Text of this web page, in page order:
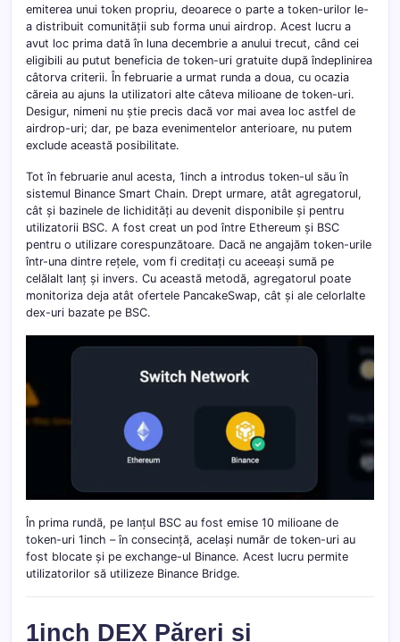
emiterea unui token propriu, deoarece o parte a token-urilor le-
a distribuit comunității sub forma unui airdrop. Acest lucru a
avut loc prima dată în luna decembrie a anului trecut, când cei
eligibili au putut beneficia de token-uri gratuite după îndeplinirea
câtorva criterii. În februarie a urmat runda a doua, cu ocazia
căreia au ajuns la utilizatori alte câteva milioane de token-uri.
Desigur, nimeni nu știe precis dacă vor mai avea loc astfel de
airdrop-uri; dar, pe baza evenimentelor anterioare, nu putem
exclude această posibilitate.
Tot în februarie anul acesta, 1inch a introdus token-ul său în
sistemul Binance Smart Chain. Drept urmare, atât agregatorul,
cât și bazinele de lichidități au devenit disponibile și pentru
utilizatorii BSC. A fost creat un pod între Ethereum și BSC
pentru o utilizare corespunzătoare. Dacă ne angajăm token-urile
într-una dintre rețele, vom fi creditați cu aceeași sumă pe
celălalt lanț și invers. Cu această metodă, agregatorul poate
monitoriza deja atât ofertele PancakeSwap, cât și ale celorlalte
dex-uri bazate pe BSC.
În prima rundă, pe lanțul BSC au fost emise 10 milioane de
token-uri 1inch – în consecință, același număr de token-uri au
fost blocate și pe exchange-ul Binance. Acest lucru permite
utilizatorilor să utilizeze Binance Bridge.
1inch DEX Păreri și